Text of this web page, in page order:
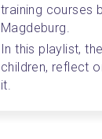
training courses
Magdeburg.
In this playlist,
children, reflect
it.